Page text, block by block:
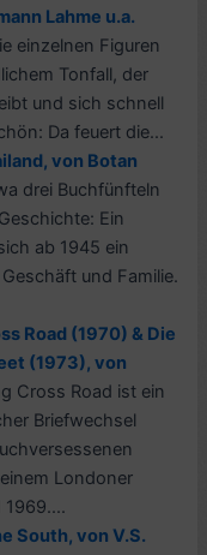
Lahme u.a.
einzelnen Figuren
Tonfall, der
und sich schnell
Da feuert die...
von Botan
drei Buchfünfteln
Ein
ab 1945 ein
und Familie.
Road (1970) & Die
(1973), von
Cross Road ist ein
Briefwechsel
Londoner
South, von V.S.